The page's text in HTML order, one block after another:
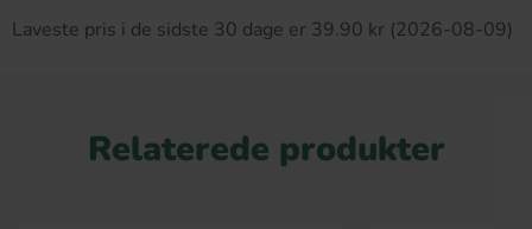
Laveste pris i de sidste 30 dage er 39.90 kr (2026-08-09)
Relaterede produkter